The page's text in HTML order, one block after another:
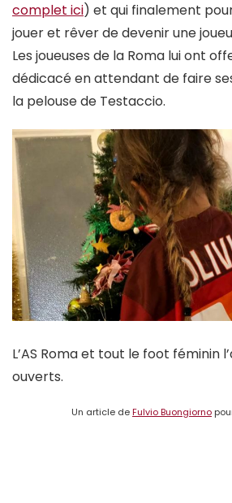
complet ici) et qui finalement
jouer et rêver de devenir une
Les joueuses de la Roma lui ont
dédicacé en attendant de faire
la pelouse de Testaccio.
L’AS Roma et tout le foot féminin
ouverts.
Un article deFulvio Buongiorno